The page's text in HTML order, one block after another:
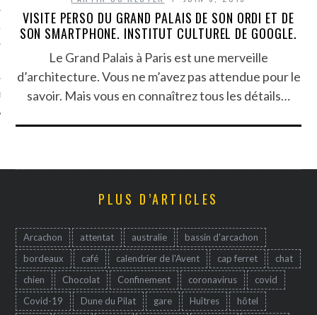
ARCACHON
VISITE PERSO DU GRAND PALAIS DE SON ORDI ET DE
SON SMARTPHONE. INSTITUT CULTUREL DE GOOGLE.
Le Grand Palais à Paris est une merveille
d’architecture. Vous ne m’avez pas attendue pour le
savoir. Mais vous en connaîtrez tous les détails…
PLUS D’ARTICLES
Arcachon attentat australie
bassin d'arcachon
bordeaux
café calendrier de l'Avent cap ferret
chat
chien
Chocolat Confinement coronavirus
covid
Covid-19
Dune du Pilat gare Huîtres
hôtel